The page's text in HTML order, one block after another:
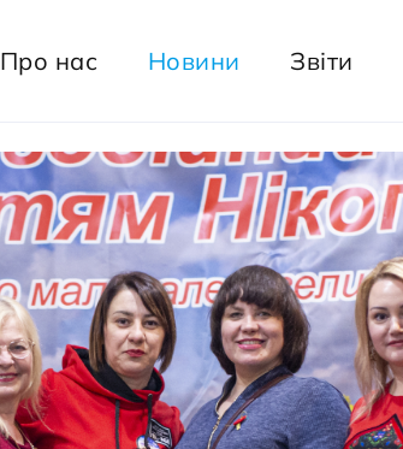
Про нас Новини Звіти